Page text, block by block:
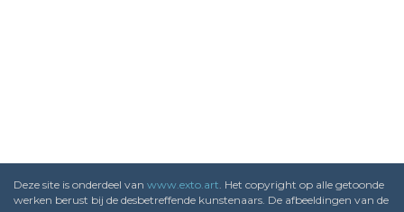
Deze site is onderdeel van www.exto.art. Het copyright op alle getoonde
werken berust bij de desbetreffende kunstenaars. De afbeeldingen van de